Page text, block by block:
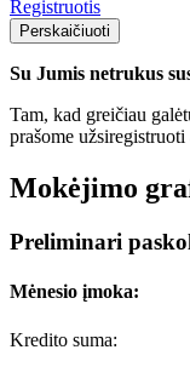
Registruotis
Perskaičiuoti
Su Jumis netrukus
Tam, kad greičiau
prašome užsiregistruoti
Mokėjimo
Preliminari
Mėnesio įmoka:
Kredito suma: